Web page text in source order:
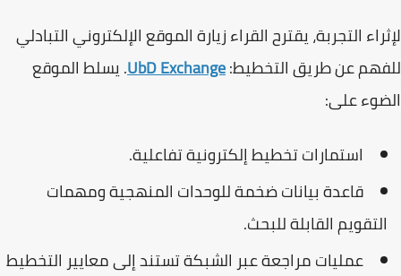
لإثراء التجربة، يقترح القراء زيارة الموقع الإلكتروني التبادلي
للفهم عن طريق التخطيط:UbD Exchange. يسلط الموقع
الضوء على:
استمارات تخطيط إلكترونية تفاعلية.
قاعدة بيانات ضخمة للوحدات المنهجية ومهمات
التقويم القابلة للبحث.
عمليات مراجعة عبر الشبكة تستند إلى معايير التخطيط